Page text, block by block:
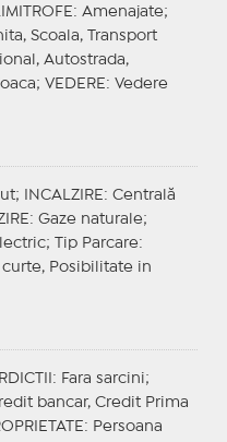
: Amenajate;
Scoala, Transport
Autostrada,
VEDERE : Vedere
INCALZIRE : Centrală
: Gaze naturale;
Tip Parcare:
curte, Posibilitate in
: Fara sarcini;
bancar, Credit Prima
: Persoana